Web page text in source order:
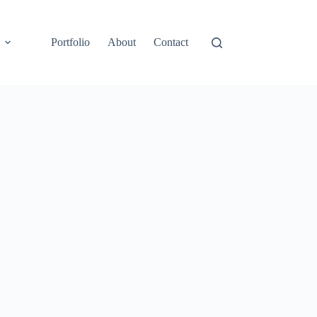
Portfolio About Contact